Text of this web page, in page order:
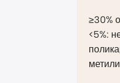
≥30%
<5%: